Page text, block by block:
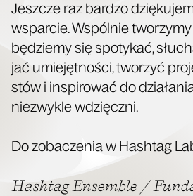
Jesz­cze raz bar­dzo
wspar­cie. Wspól­nie
będzie­my się spo­ty­kać,
jać umie­jęt­no­ści, two­rzyć
stów i inspi­ro­wać do
nie­zwy­kle wdzięcz­ni.
Do zoba­cze­nia w Hash­tag
Hash­tag Ensem­ble /